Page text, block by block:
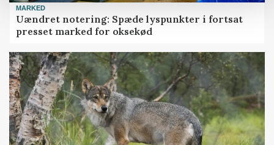
MARKED
Uændret notering: Spæde lyspunkter i fortsat
presset marked for oksekød